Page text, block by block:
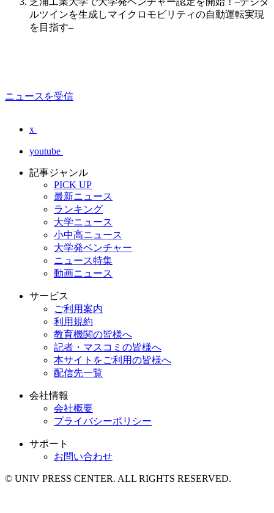
ルツインを生成しマイクロモビリティの自動運転実現
を目指す–
ニュースを受信
x
youtube
記事ジャンル
PICK UP
最新ニュース
ランキング
大学ニュース
小中高ニュース
大学発ベンチャー
ニュース特集
動画ニュース
サービス
ご利用案内
利用規約
教育機関の皆様へ
記者・マスコミの皆様へ
本サイトをご利用の皆様へ
配信先一覧
会社情報
会社概要
プライバシーポリシー
サポート
お問い合わせ
© UNIV PRESS CENTER. ALL RIGHTS RESERVED.